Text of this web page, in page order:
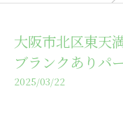
大阪市北区東天
ブランクありパ
2025/03/22